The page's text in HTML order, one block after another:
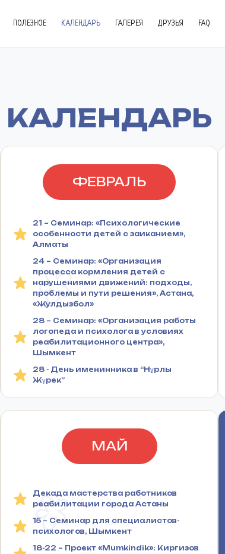
ПОЛЕЗНОЕ КАЛЕНДАРЬ ГАЛЕРЕЯ ДРУЗЬЯ FAQ
КАЛЕНДАРЬ
ФЕВРАЛЬ
21 – Семинар: «Психологические
особенности детей с заиканием»,
Алматы
24 – Семинар: «Организация
процесса кормления детей с
нарушениями движений: подходы,
проблемы и пути решения», Астана,
«Жулдызбол»
28 – Семинар: «Организация работы
логопеда и психолога в условиях
реабилитационного центра»,
Шымкент
28 - День именинника в “Нұрлы
Жүрек”
МАЙ
Декада мастерства работников
реабилитации города Астаны
15 – Семинар для специалистов-
психологов, Шымкент
18-22 – Проект «Mumkindik»: Киргизов